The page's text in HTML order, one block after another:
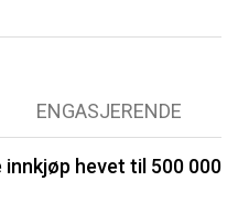
ENGASJERENDE
hevet til 500 000